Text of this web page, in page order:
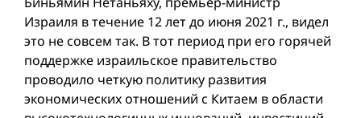
Израиля в течение 12 лет до июня 2021 г., видел
это не совсем так. В тот период при его горячей
поддержке израильское правительство
проводило четкую политику развития
экономических отношений с Китаем в области